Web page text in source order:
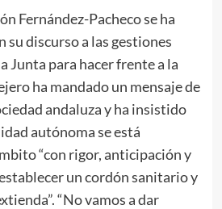
Fernández-Pacheco se ha
su discurso a las gestiones
Junta para hacer frente a la
ha mandado un mensaje de
andaluza y ha insistido
autónoma se está
“con rigor, anticipación y
un cordón sanitario y
“No vamos a dar